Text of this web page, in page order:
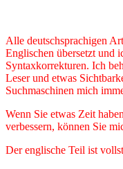
Alle deutschsprachigen
Englischen übersetzt und
Syntaxkorrekturen. Ich
Leser und etwas
Suchmaschinen mich
Wenn Sie etwas Zeit
verbessern, können Sie
Der englische Teil ist